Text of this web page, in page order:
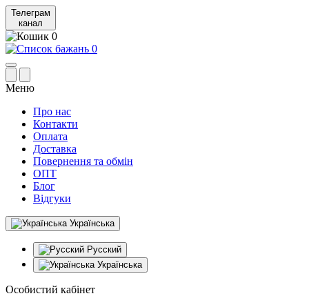
Телеграм
канал
0
0
Меню
Про нас
Контакти
Оплата
Доставка
Повернення та обмін
ОПТ
Блог
Відгуки
Українська
Русский
Українська
Особистий кабінет